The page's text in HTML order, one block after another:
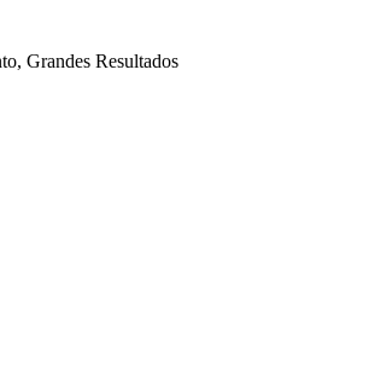
Grandes Resultados